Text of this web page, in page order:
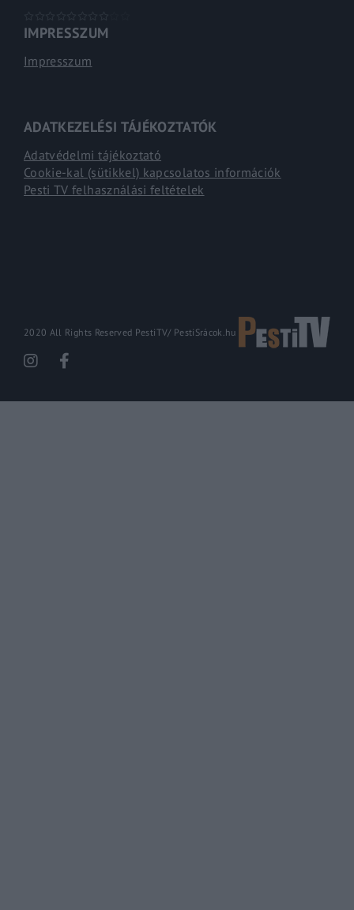
IMPRESSZUM
Impresszum
ADATKEZELÉSI TÁJÉKOZTATÓK
Adatvédelmi tájékoztató
Cookie-kal (sütikkel) kapcsolatos információk
Pesti TV felhasználási feltételek
2020 All Rights Reserved PestiTV/ PestiSrácok.hu